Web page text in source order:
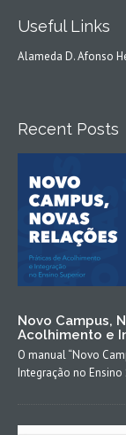
Useful Links
Alameda D. Afonso
Recent Posts
Novo Campus,
Acolhimento e
O manual “Novo
Integração no